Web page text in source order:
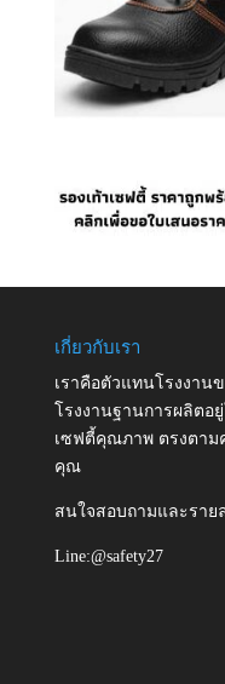
เกี่ยวกับเรา
เราคือตัวแทนโรงงาน
โรงงานฐานการผลิตอ
เซฟตี้คุณภาพ ตรงตาม
คุณ
สนใจสอบถามและรายล
Line:@safety27